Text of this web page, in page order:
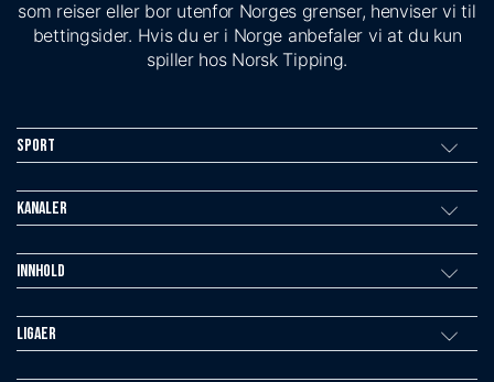
som reiser eller bor utenfor Norges grenser, henviser vi til
bettingsider. Hvis du er i Norge anbefaler vi at du kun
spiller hos Norsk Tipping.
Sport
Kanaler
Innhold
Ligaer